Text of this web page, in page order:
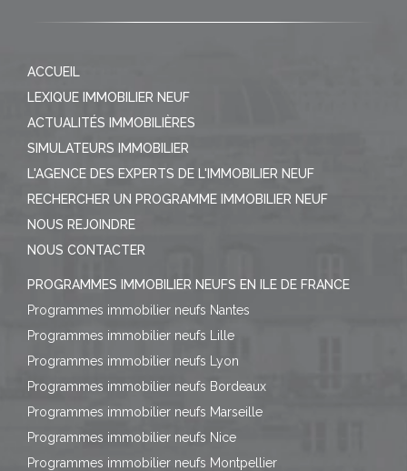
ACCUEIL
LEXIQUE IMMOBILIER NEUF
ACTUALITÉS IMMOBILIÈRES
SIMULATEURS IMMOBILIER
L'AGENCE DES EXPERTS DE L'IMMOBILIER NEUF
RECHERCHER UN PROGRAMME IMMOBILIER NEUF
NOUS REJOINDRE
NOUS CONTACTER
PROGRAMMES IMMOBILIER NEUFS EN ILE DE FRANCE
Programmes immobilier neufs Nantes
Programmes immobilier neufs Lille
Programmes immobilier neufs Lyon
Programmes immobilier neufs Bordeaux
Programmes immobilier neufs Marseille
Programmes immobilier neufs Nice
Programmes immobilier neufs Montpellier